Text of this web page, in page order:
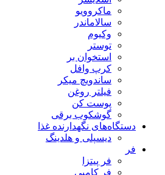
ماکروویو
سالاماندر
وکیوم
توستر
استخوان بر
کرپ وافل
ساندویچ میکر
فیلتر روغن
پوست کن
گوشکوب برقی
دستگاه‌های نگهدارنده غذا
دیسپلی و هلدینگ
فر
فر پیتزا
فر کامبی